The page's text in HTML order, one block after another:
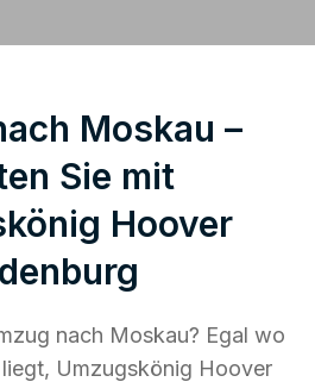
Moskau –
Sie mit
Hoover
nach Moskau? Egal wo
Umzugskönig Hoover